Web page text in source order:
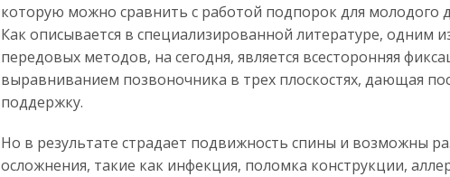
которую можно сравнить с работой подпорок для молодого
Как описывается в специализированной литературе, одним
передовых методов, на сегодня, является всесторонняя
выравниванием позвоночника в трех плоскостях, дающая
поддержку.
Но в результате страдает подвижность спины и возможны
осложнения, такие как инфекция, поломка конструкции,